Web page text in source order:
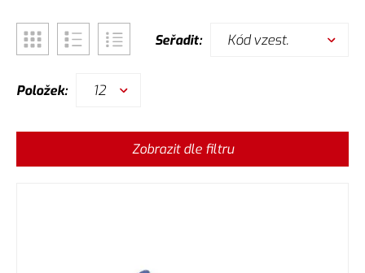
Seřadit: Kód vzest.
Položek: 12
Zobrazit dle filtru